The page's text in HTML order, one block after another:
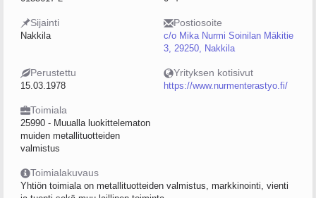
Sijainti
Nakkila
Postiosoite
c/o Mika Nurmi Soinilan Mäkitie
3, 29250, Nakkila
Perustettu
15.03.1978
Yrityksen kotisivut
https://www.nurmenterastyo.fi/
Toimiala
25990 - Muualla luokittelematon
muiden metallituotteiden
valmistus
Toimialakuvaus
Yhtiön toimiala on metallituotteiden valmistus, markkinointi, vienti